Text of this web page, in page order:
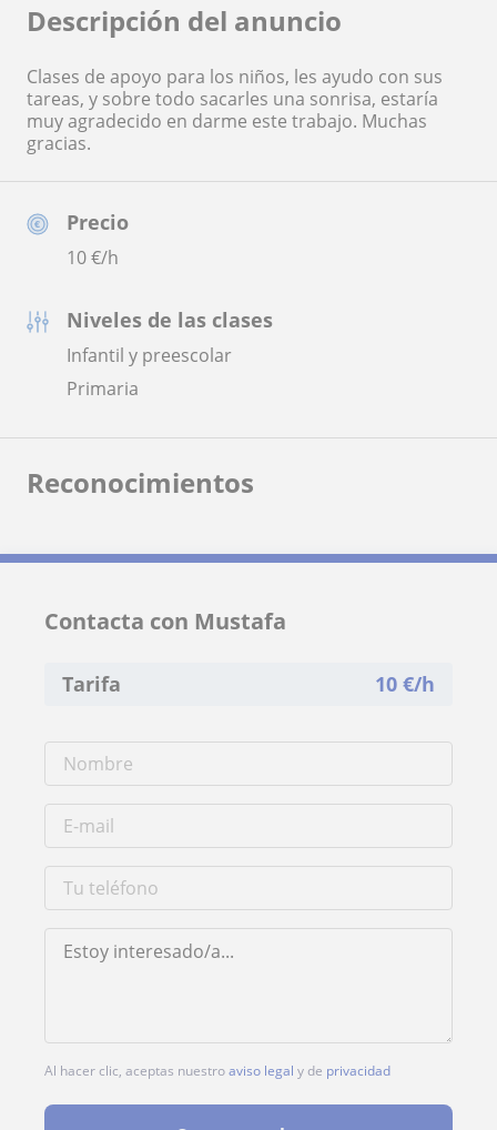
Precio
10€/h
Niveles de las clases
Infantil y preescolar
Primaria
Descripción del anuncio
Clases de apoyo para los niños, les ayudo con sus
tareas, y sobre todo sacarles una sonrisa, estaría
muy agradecido en darme este trabajo. Muchas
gracias.
Reconocimientos
Contacta con Mustafa
Tarifa 10 €/h
Al hacer clic, aceptas nuestroaviso legal y de privacidad